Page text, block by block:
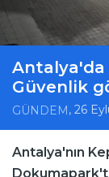
Güvenlik
GÜNDEM, 26
Antalya'nın